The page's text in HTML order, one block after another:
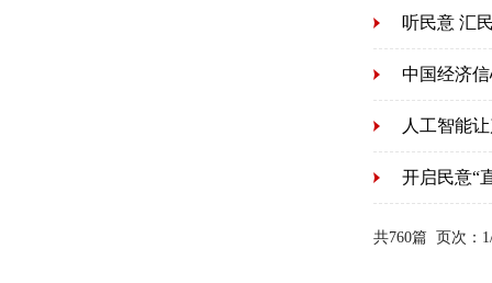
中国经济
人工智能
开启民意“
共760篇 页次：